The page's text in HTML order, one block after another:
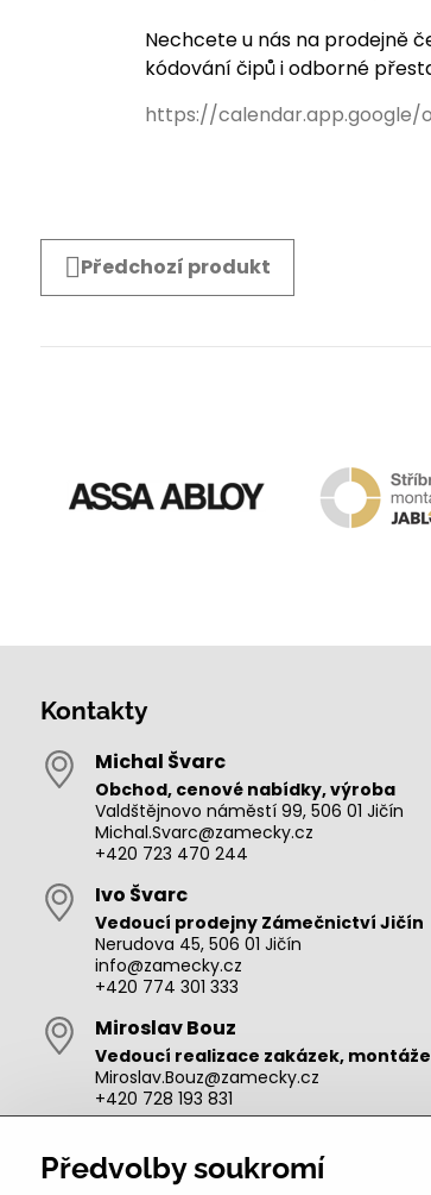
Nechcete u nás na prodejně
kódování čipů i odborné
https://calendar.app.google/
Předchozí produkt
Kontakty
Michal Švarc
Obchod, cenové nabídky, výroba
Valdštějnovo náměstí 99, 506 01 Jičín
Michal.Svarc@zamecky.cz
+420 723 470 244
Ivo Švarc
Vedoucí prodejny Zámečnictví Jičín
Nerudova 45, 506 01 Jičín
info@zamecky.cz
+420 774 301 333
Miroslav Bouz
Vedoucí realizace zakázek, montáže
Miroslav.Bouz@zamecky.cz
+420 728 193 831
Výroba autoklíčů, technik pro oblast
adam.zeman@zamecky.cz
Předvolby soukromí